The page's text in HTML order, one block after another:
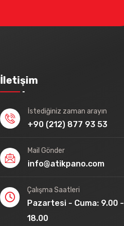
İletişim
İstediğiniz zaman arayın
+90 (212) 877 93 53
Mail Gönder
info@atikpano.com
Çalışma Saatleri
Pazartesi - Cuma: 9.00 -
18.00